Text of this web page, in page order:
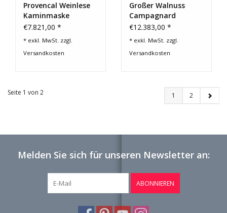
Provencal Weinlese
Kaminmaske
€7.821,00 *
* exkl. MwSt. zzgl.
Versandkosten
Großer Walnuss
Campagnard
Kaminmaske
€12.383,00 *
* exkl. MwSt. zzgl.
Versandkosten
Seite 1 von 2 1 2
Melden Sie sich für unseren Newsletter an:
ABONNIEREN